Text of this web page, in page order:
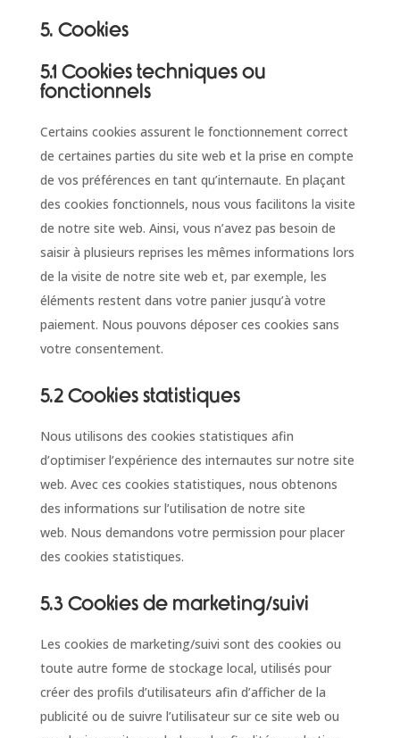
5. Cookies
5.1 Cookies techniques ou
fonctionnels
Certains cookies assurent le fonctionnement correct
de certaines parties du site web et la prise en compte
de vos préférences en tant qu’internaute. En plaçant
des cookies fonctionnels, nous vous facilitons la visite
de notre site web. Ainsi, vous n’avez pas besoin de
saisir à plusieurs reprises les mêmes informations lors
de la visite de notre site web et, par exemple, les
éléments restent dans votre panier jusqu’à votre
paiement. Nous pouvons déposer ces cookies sans
votre consentement.
5.2 Cookies statistiques
Nous utilisons des cookies statistiques afin
d’optimiser l’expérience des internautes sur notre site
web. Avec ces cookies statistiques, nous obtenons
des informations sur l’utilisation de notre site
web. Nous demandons votre permission pour placer
des cookies statistiques.
5.3 Cookies de marketing/suivi
Les cookies de marketing/suivi sont des cookies ou
toute autre forme de stockage local, utilisés pour
créer des profils d’utilisateurs afin d’afficher de la
publicité ou de suivre l’utilisateur sur ce site web ou